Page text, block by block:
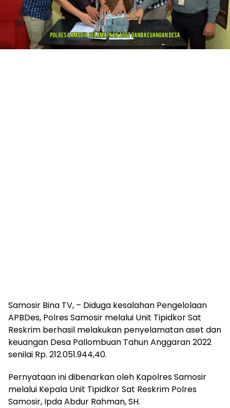
Samosir Bina TV, – Diduga kesalahan Pengelolaan
APBDes, Polres Samosir melalui Unit Tipidkor Sat
Reskrim berhasil melakukan penyelamatan aset dan
keuangan Desa Pallombuan Tahun Anggaran 2022
senilai Rp. 212.051.944,40.
Pernyataan ini dibenarkan oleh Kapolres Samosir
melalui Kepala Unit Tipidkor Sat Reskrim Polres
Samosir, Ipda Abdur Rahman, SH.